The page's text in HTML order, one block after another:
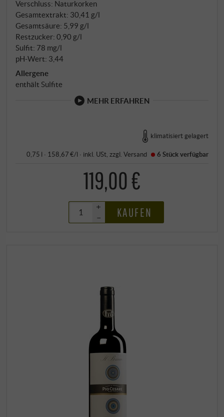
Verschluss: Naturkorken
Gesamtextrakt: 30,41 g/l
Gesamtsäure: 5,99 g/l
Restzucker: 0,90 g/l
Sulfit: 78 mg/l
pH-Wert: 3,44
Allergene
enthält Sulfite
MEHR ERFAHREN
klimatisiert gelagert
0,75 l · 158,67 €/l · inkl. USt , zzgl.Versand 6 Stückverfügbar
119,00 €
+
–
KAUFEN